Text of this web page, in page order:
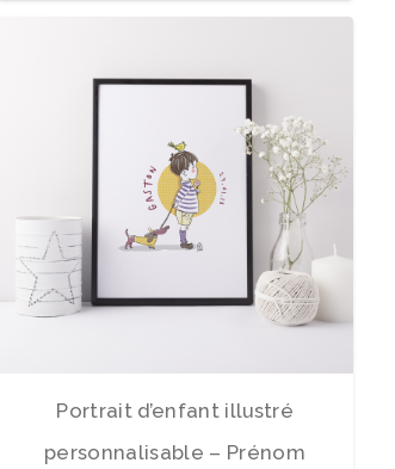
Portrait d’enfant illustré
personnalisable – Prénom